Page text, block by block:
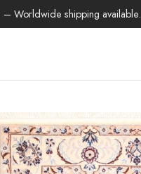
Worldwide shipping available.